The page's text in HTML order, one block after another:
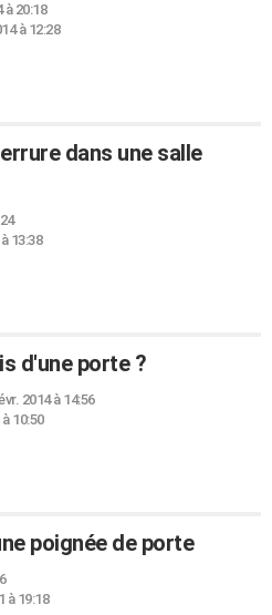
20:18
à 12:28
dans une salle
13:38
d'une porte ?
2014 à 14:56
10:50
poignée de porte
à 19:18